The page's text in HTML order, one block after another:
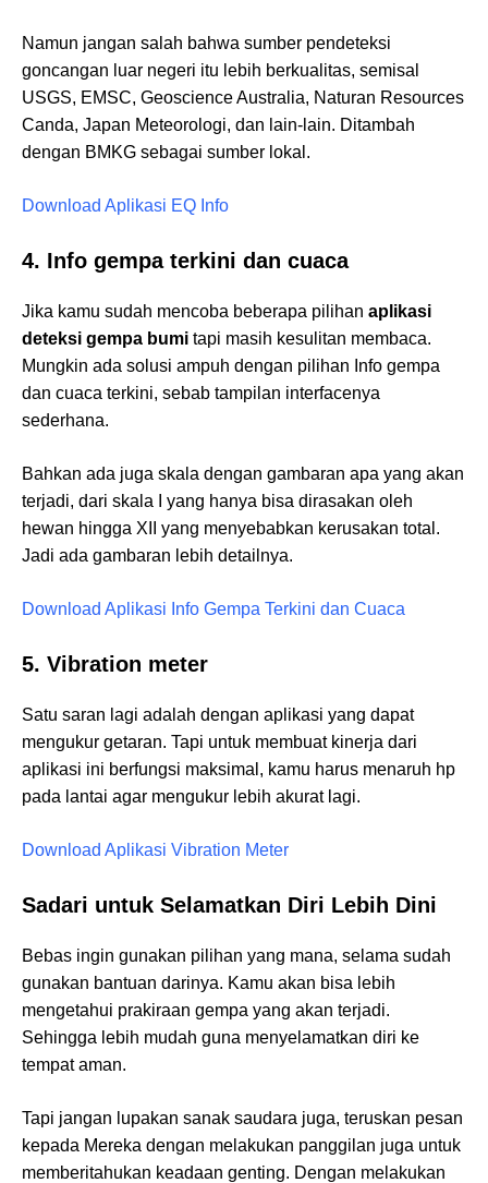
Namun jangan salah bahwa sumber pendeteksi
goncangan luar negeri itu lebih berkualitas, semisal
USGS, EMSC, Geoscience Australia, Naturan Resources
Canda, Japan Meteorologi, dan lain-lain. Ditambah
dengan BMKG sebagai sumber lokal.
Download Aplikasi EQ Info
4. Info gempa terkini dan cuaca
Jika kamu sudah mencoba beberapa pilihan aplikasi
deteksi gempa bumi tapi masih kesulitan membaca.
Mungkin ada solusi ampuh dengan pilihan Info gempa
dan cuaca terkini, sebab tampilan interfacenya
sederhana.
Bahkan ada juga skala dengan gambaran apa yang akan
terjadi, dari skala I yang hanya bisa dirasakan oleh
hewan hingga XII yang menyebabkan kerusakan total.
Jadi ada gambaran lebih detailnya.
Download Aplikasi Info Gempa Terkini dan Cuaca
5. Vibration meter
Satu saran lagi adalah dengan aplikasi yang dapat
mengukur getaran. Tapi untuk membuat kinerja dari
aplikasi ini berfungsi maksimal, kamu harus menaruh hp
pada lantai agar mengukur lebih akurat lagi.
Download Aplikasi Vibration Meter
Sadari untuk Selamatkan Diri Lebih Dini
Bebas ingin gunakan pilihan yang mana, selama sudah
gunakan bantuan darinya. Kamu akan bisa lebih
mengetahui prakiraan gempa yang akan terjadi.
Sehingga lebih mudah guna menyelamatkan diri ke
tempat aman.
Tapi jangan lupakan sanak saudara juga, teruskan pesan
kepada Mereka dengan melakukan panggilan juga untuk
memberitahukan keadaan genting. Dengan melakukan